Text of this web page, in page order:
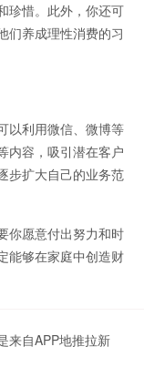
珍惜。此外，你还可
们养成理性消费的习
以利用微信、微博等
内容，吸引潜在客户
步扩大自己的业务范
你愿意付出努力和时
能够在家庭中创造财
来自APP地推拉新